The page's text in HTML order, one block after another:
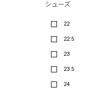
シューズ
22
22.5
23
23.5
24